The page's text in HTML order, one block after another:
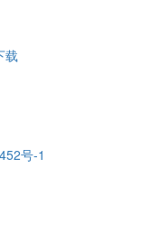
载
号-1